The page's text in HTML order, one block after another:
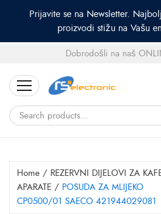
Prijavite se na Newsletter.
proizvodi stižu na Vašu
Dobrodošli na naš
for:
Home / REZERVNI DIJELOVI ZA
APARATE / POSUDA ZA MLIJEKO
CP0500/01 SAECO 421944029081